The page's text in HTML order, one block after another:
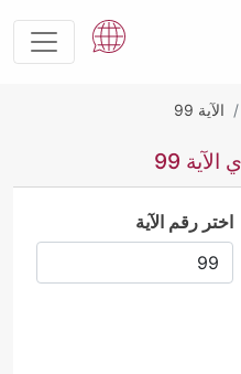
الآية 99
99
اختر رقم الآية